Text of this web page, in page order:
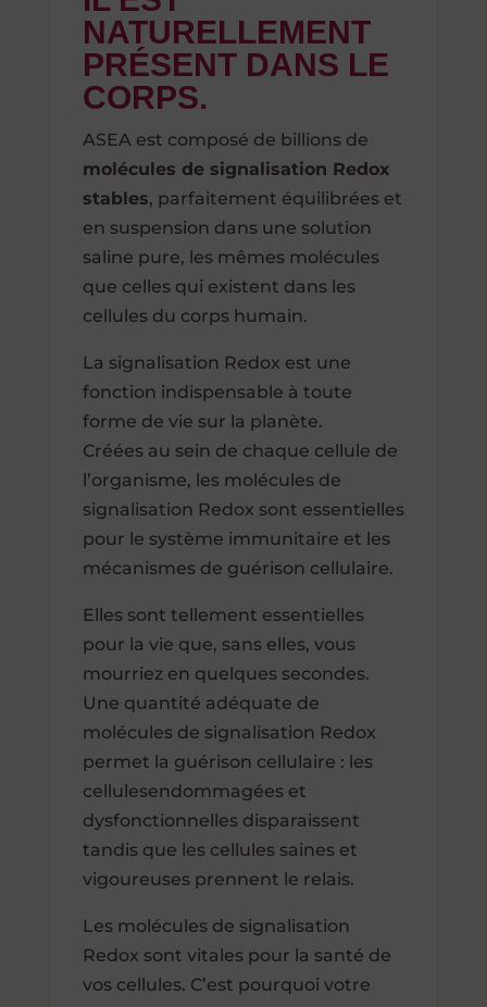
NATURELLEMENT
PRÉSENT DANS LE
CORPS.
ASEA est composé de billions de
molécules de signalisation Redox
stables, parfaitement équilibrées et
en suspension dans une solution
saline pure, les mêmes molécules
que celles qui existent dans les
cellules du corps humain.
La signalisation Redox est une
fonction indispensable à toute
forme de vie sur la planète.
Créées au sein de chaque cellule de
l’organisme, les molécules de
signalisation Redox sont essentielles
pour le système immunitaire et les
mécanismes de guérison cellulaire.
Elles sont tellement essentielles
pour la vie que, sans elles, vous
mourriez en quelques secondes.
Une quantité adéquate de
molécules de signalisation Redox
permet la guérison cellulaire : les
cellulesendommagées et
dysfonctionnelles disparaissent
tandis que les cellules saines et
vigoureuses prennent le relais.
Les molécules de signalisation
Redox sont vitales pour la santé de
vos cellules. C’est pourquoi votre